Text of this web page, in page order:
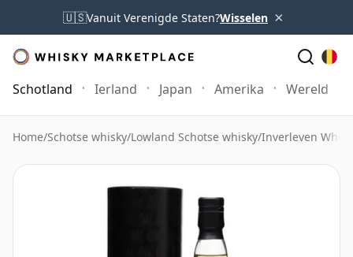
🇺🇸Vanuit Verenigde Staten?Wisselen ×
Schotland Ierland Japan Amerika Wereld
Home/Schotse whisky/Lowland Schotse whisky/Inverleven